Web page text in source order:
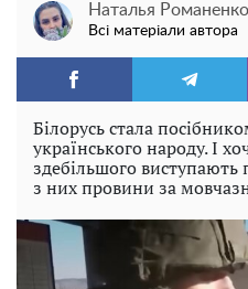
Наталья Романенко
Всі матеріали автора
Білорусь стала
українського народу. І
здебільшого виступають
з них провини за